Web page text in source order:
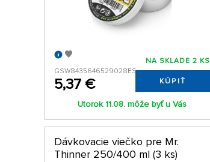
GSW8435646529028ES
5,37 €
NA SKLADE 2 KS
KÚPIŤ
Utorok 11.08. môže byť u Vás
Dávkovacie viečko pre Mr.
Thinner 250/400 ml (3 ks)